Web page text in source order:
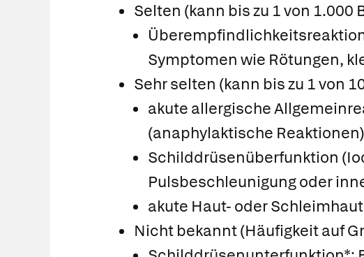
Selten (kann bis zu 1 von
Symptomen wie Rötungen,
Sehr selten (kann bis zu 1 von
akute allergische
(anaphylaktische
Schilddrüsenüberfunktion
Pulsbeschleunigung oder
akute Haut- oder
Nicht bekannt (Häufigkeit auf